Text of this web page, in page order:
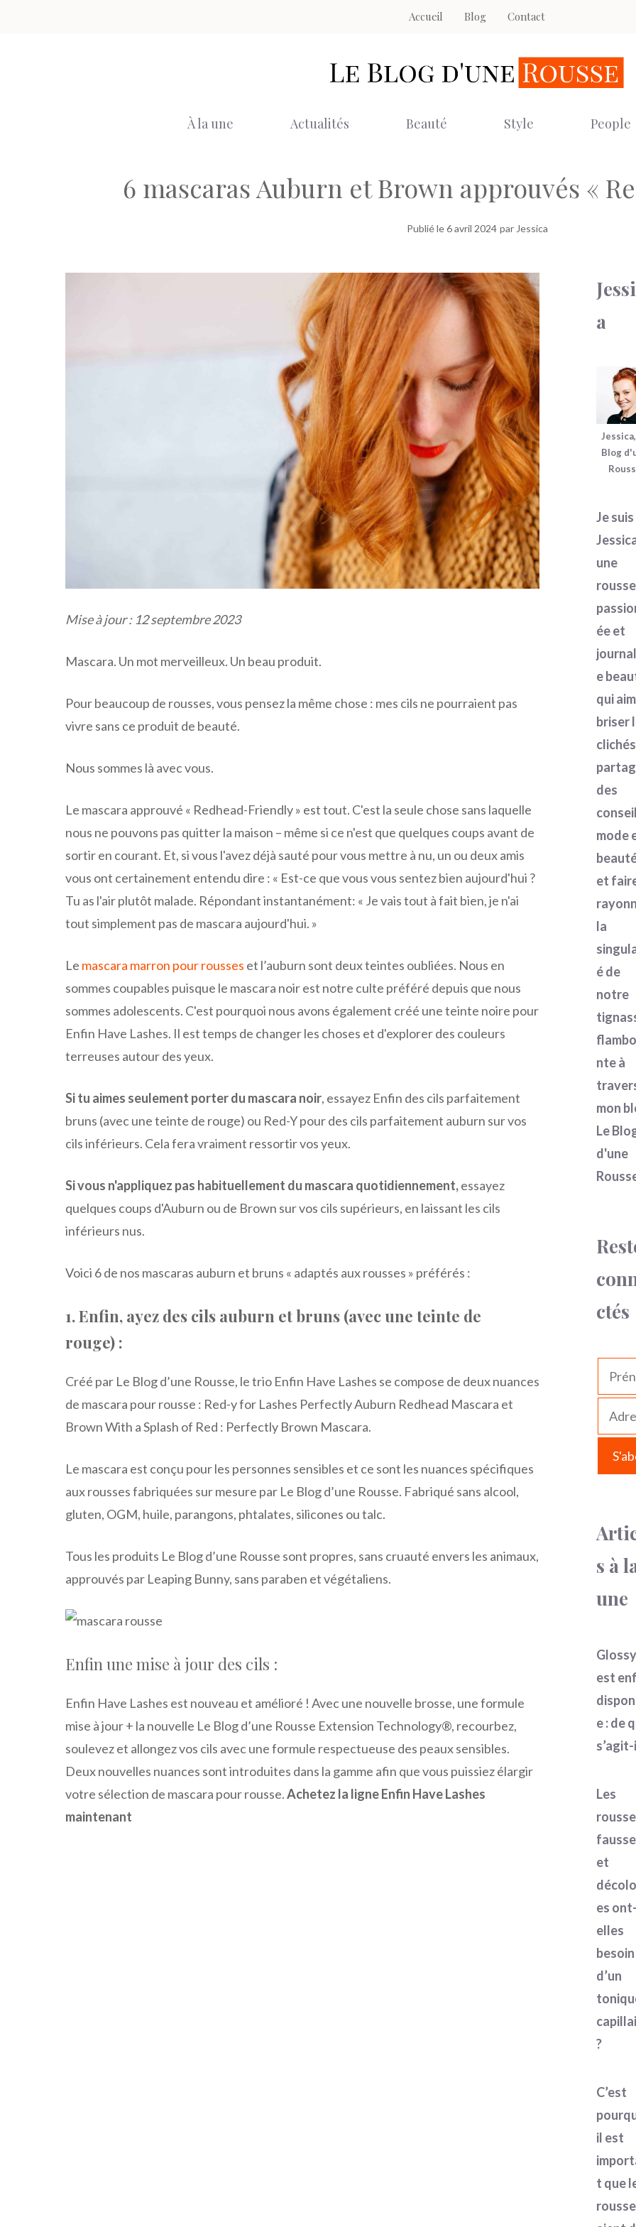
Accueil Blog Contact
À la une Actualités Beauté Style People
6 mascaras Auburn et Brown approuvés «
Publié le6 avril 2024 par Jessica
Mise à jour : 12 septembre 2023
Mascara. Un mot merveilleux. Un beau produit.
Pour beaucoup de rousses, vous pensez la même chose : mes cils ne pourraient pas
vivre sans ce produit de beauté.
Nous sommes là avec vous.
Le mascara approuvé « Redhead-Friendly » est tout. C'est la seule chose sans laquelle
nous ne pouvons pas quitter la maison – même si ce n'est que quelques coups avant de
sortir en courant. Et, si vous l'avez déjà sauté pour vous mettre à nu, un ou deux amis
vous ont certainement entendu dire : « Est-ce que vous vous sentez bien aujourd'hui ?
Tu as l'air plutôt malade. Répondant instantanément: « Je vais tout à fait bien, je n'ai
tout simplement pas de mascara aujourd'hui. »
Le mascara marron pour rousses et l’auburn sont deux teintes oubliées. Nous en
sommes coupables puisque le mascara noir est notre culte préféré depuis que nous
sommes adolescents. C'est pourquoi nous avons également créé une teinte noire pour
Enfin Have Lashes. Il est temps de changer les choses et d'explorer des couleurs
terreuses autour des yeux.
Si tu aimes seulement porter du mascara noir, essayez Enfin des cils parfaitement
bruns (avec une teinte de rouge) ou Red-Y pour des cils parfaitement auburn sur vos
cils inférieurs. Cela fera vraiment ressortir vos yeux.
Si vous n'appliquez pas habituellement du mascara quotidiennement,essayez
quelques coups d'Auburn ou de Brown sur vos cils supérieurs, en laissant les cils
inférieurs nus.
Voici 6 de nos mascaras auburn et bruns « adaptés aux rousses » préférés :
1. Enfin, ayez des cils auburn et bruns (avec une teinte de
rouge) :
Créé par Le Blog d’une Rousse, le trio Enfin Have Lashes se compose de deux nuances
de mascara pour rousse : Red-y for Lashes Perfectly Auburn Redhead Mascara et
Brown With a Splash of Red : Perfectly Brown Mascara.
Le mascara est conçu pour les personnes sensibles et ce sont les nuances spécifiques
aux rousses fabriquées sur mesure par Le Blog d’une Rousse. Fabriqué sans alcool,
gluten, OGM, huile, parangons, phtalates, silicones ou talc.
Tous les produits Le Blog d’une Rousse sont propres, sans cruauté envers les animaux,
approuvés par Leaping Bunny, sans paraben et végétaliens.
Enfin une mise à jour des cils :
Enfin Have Lashes est nouveau et amélioré ! Avec une nouvelle brosse, une formule
mise à jour + la nouvelle Le Blog d’une Rousse Extension Technology®, recourbez,
soulevez et allongez vos cils avec une formule respectueuse des peaux sensibles.
Deux nouvelles nuances sont introduites dans la gamme afin que vous puissiez élargir
votre sélection de mascara pour rousse.Achetez la ligne Enfin Have Lashes
maintenant
a
Blog
Je suis
une
rousse
ée et
e
qui
briser
des
mode
et
la
é de
notre
nte à
mon
Le
d'une
ctés
s à
une
est
e : de
s’agit-
Les
et
es ont-
elles
besoin
d’un
?
C’est
il est
t que